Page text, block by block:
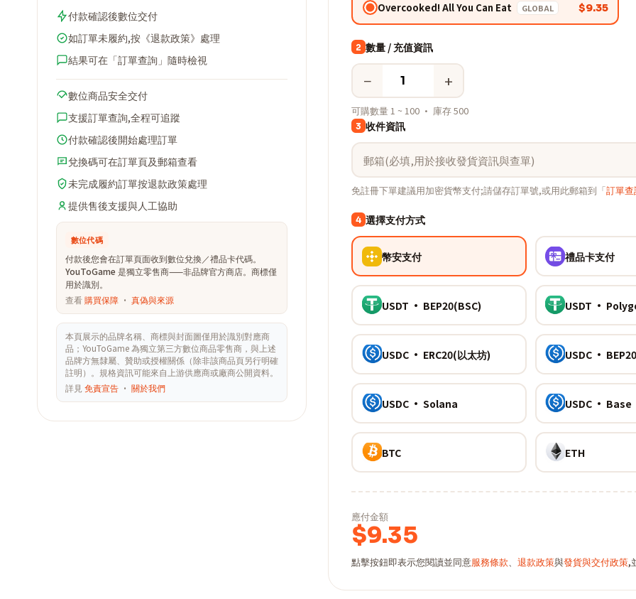
付款確認後數位交付
如訂單未履約,按《退款政策》處理
結果可在「訂單查詢」隨時檢視
數位商品安全交付
支援訂單查詢,全程可追蹤
付款確認後開始處理訂單
兌換碼可在訂單頁及郵箱查看
未完成履約訂單按退款政策處理
提供售後支援與人工協助
數位代碼
付款後您會在訂單頁面收到數位兌換／禮品卡代碼。
YouToGame 是獨立零售商——非品牌官方商店。商標僅
用於識別。
查看購買保障 · 真偽與來源
本頁展示的品牌名稱、商標與封面圖僅用於識別對應商
品；YouToGame 為獨立第三方數位商品零售商，與上述
品牌方無隸屬、贊助或授權關係（除非該商品頁另行明確
註明）。規格資訊可能來自上游供應商或廠商公開資料。
詳見 免責宣告 · 關於我們
Overcooked! All You Can Eat GLOBAL $9.35
2 數量 / 充值資訊
− +
可購數量 1 ~ 100 · 庫存 500
3 收件資訊
免註冊下單建議用加密貨幣支付;請儲存訂單號,或用此郵箱到「訂單
4 選擇支付方式
幣安支付 禮品卡支付
USDT · BEP20(BSC) USDT ·
USDC · ERC20(以太坊) USDC ·
USDC · Solana USDC · Base
BTC ETH
應付金額
$9.35
點擊按鈕即表示您閱讀並同意服務條款、 退款政策與發貨與交付政策,